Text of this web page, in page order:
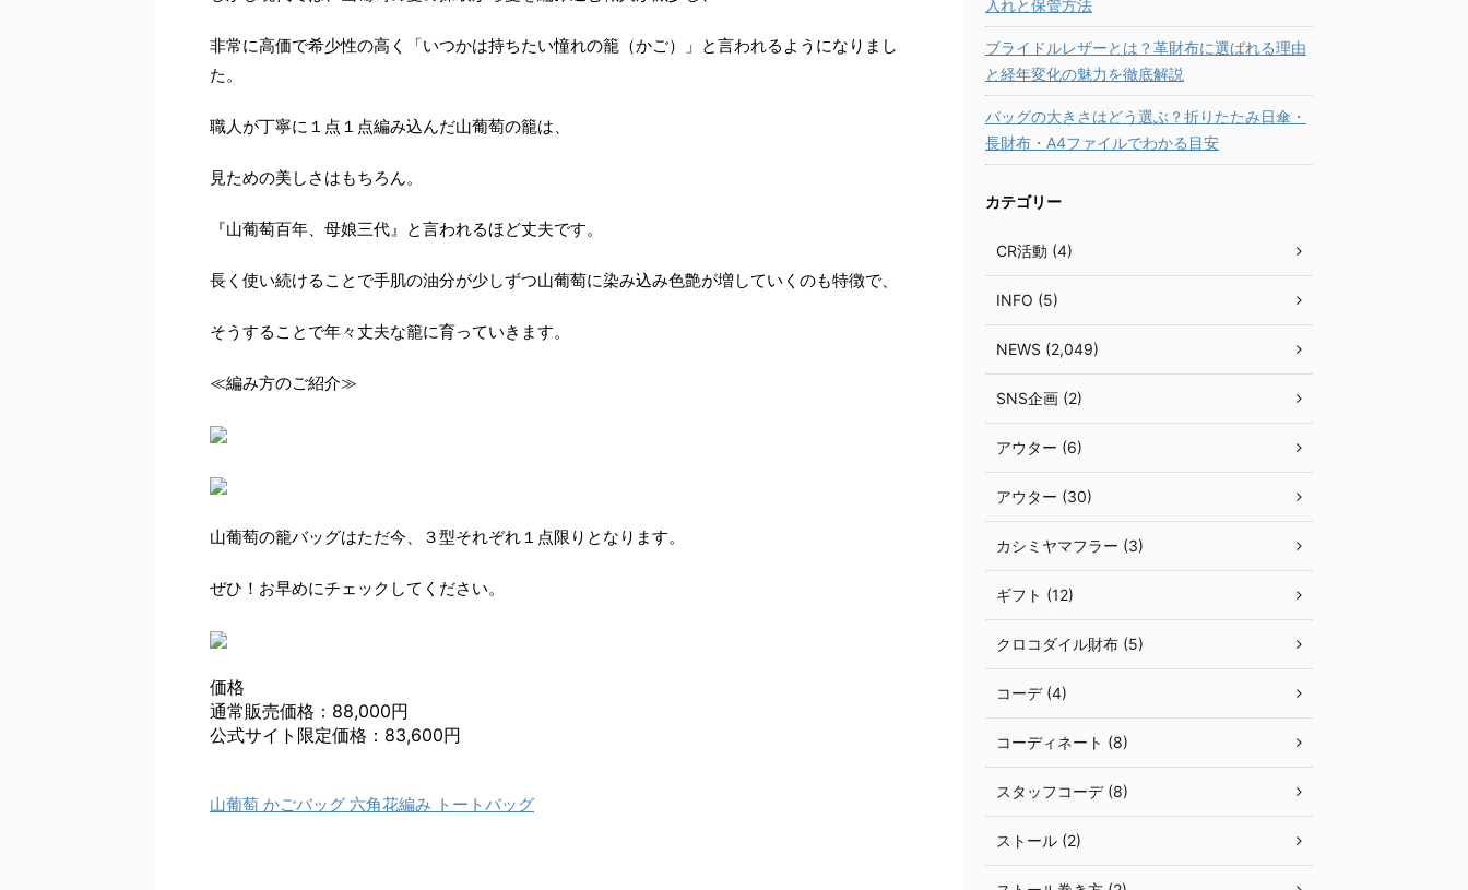
非常に高価で希少性の高く「いつかは持ちたい憧れの籠（かご）」と言われるようになりまし
た。
職人が丁寧に１点１点編み込んだ山葡萄の籠は、
見ための美しさはもちろん。
『山葡萄百年、母娘三代』と言われるほど丈夫です。
長く使い続けることで手肌の油分が少しずつ山葡萄に染み込み色艶が増していくのも特徴で、
そうすることで年々丈夫な籠に育っていきます。
≪編み方のご紹介≫
山葡萄の籠バッグはただ今、３型それぞれ１点限りとなります。
ぜひ！お早めにチェックしてください。
価格
通常販売価格：88,000円
公式サイト限定価格：83,600円
山葡萄 かごバッグ 六角花編み トートバッグ
入れと保管方法
ブライドルレザーとは？革財布に選ばれる理由
と経年変化の魅力を徹底解説
バッグの大きさはどう選ぶ？折りたたみ日傘・
長財布・A4ファイルでわかる目安
カテゴリー
CR活動 (4)
INFO (5)
NEWS (2,049)
SNS企画 (2)
アウター (6)
アウター (30)
カシミヤマフラー (3)
ギフト (12)
クロコダイル財布 (5)
コーデ (4)
コーディネート (8)
スタッフコーデ (8)
ストール (2)